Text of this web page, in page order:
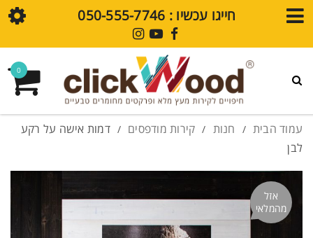
גלריית עיצובים
פרקט SPC
בלוג
חייגו עכשיו : ⁦050-555-7746⁩
0
עמוד הבית / חנות / קירות מודפסים / דמות אישה על רקע
לבן
אזל
מהמלאי